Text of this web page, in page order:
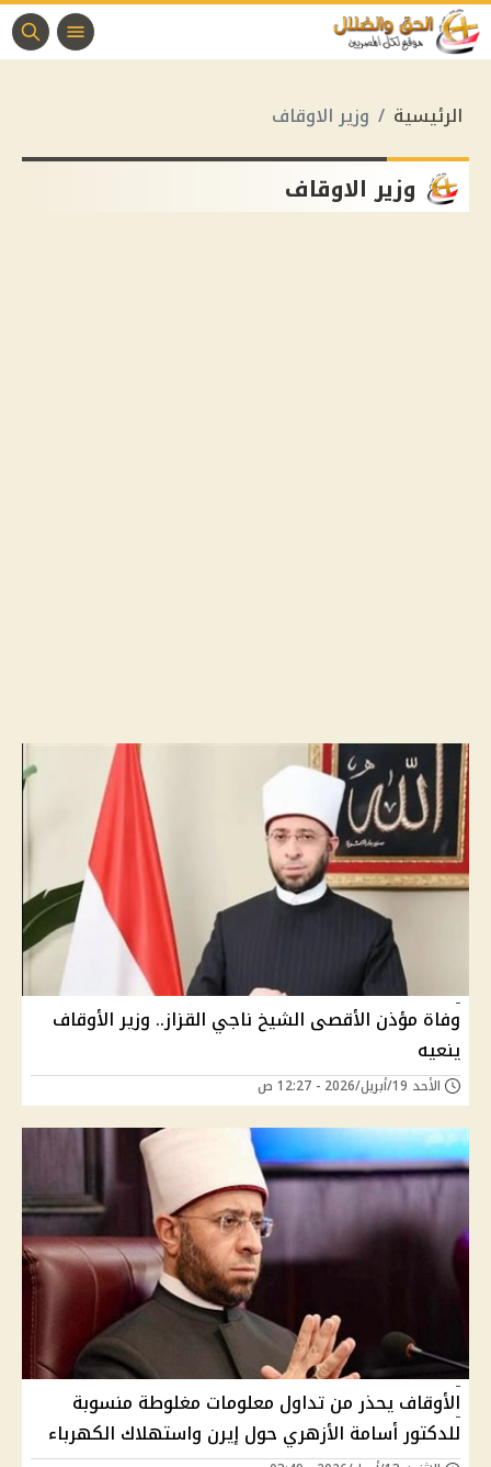
الرئيسية وزير الاوقاف
وزير الاوقاف
وفاة مؤذن الأقصى الشيخ ناجي القزاز.. وزير الأوقاف
ينعيه
الأحد 19/أبريل/2026 - 12:27 ص
الأوقاف يحذر من تداول معلومات مغلوطة منسوبة
للدكتور أسامة الأزهري حول إيرن واستهلاك الكهرباء